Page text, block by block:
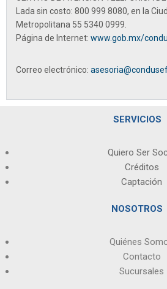
Lada sin costo: 800 999 8080, en la
Metropolitana 55 5340 0999.
Página de Internet: www.gob.mx/
Correo electrónico:
SERVICIOS
Quiero Ser
Créditos
Captación
NOSOTROS
Quiénes
Contacto
Sucursales